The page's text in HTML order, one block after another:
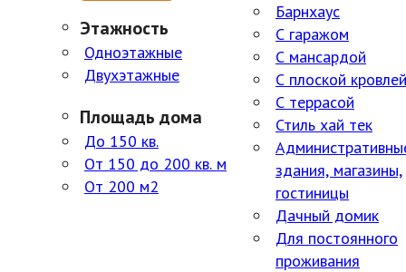
Этажность
Одноэтажные
Двухэтажные
Площадь дома
До 150 кв.
От 150 до 200 кв. м
От 200 м2
Барнхаус
С гаражом
С мансардой
С плоской кровлей
С террасой
Стиль хай тек
здания, магазины,
гостиницы
Дачный домик
Для постоянного
проживания